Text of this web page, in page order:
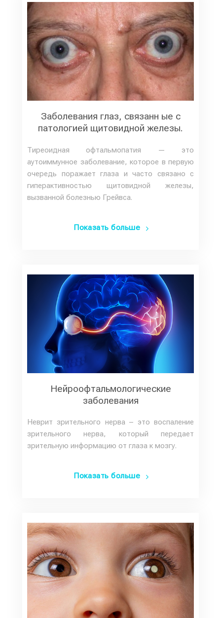
Заболевания глаз, связанн ые с
патологией щитовидной железы.
Тиреоидная офтальмопатия — это
аутоиммунное заболевание, которое в первую
очередь поражает глаза и часто связано с
гиперактивностью щитовидной железы,
вызванной болезнью Грейвса.
Показать больше
Нейроофтальмологические
заболевания
Неврит зрительного нерва – это воспаление
зрительного нерва, который передает
зрительную информацию от глаза к мозгу.
Показать больше